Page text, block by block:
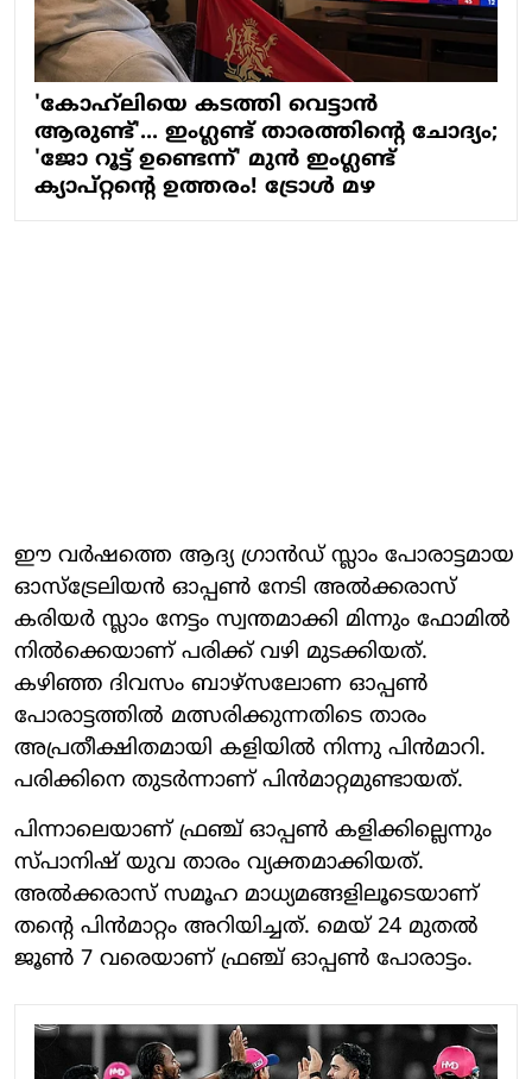
'കോഹ്‌ലിയെ കടത്തി വെട്ടാന്‍
ആരുണ്ട്'... ഇം​ഗ്ലണ്ട് താരത്തിന്റെ ചോദ്യം;
'ജോ റൂട്ട് ഉണ്ടെന്ന്' മുന്‍ ഇംഗ്ലണ്ട്
ക്യാപ്റ്റന്റെ ഉത്തരം! ട്രോൾ മഴ
ഈ വര്‍ഷത്തെ ആദ്യ ഗ്രാന്‍ഡ് സ്ലാം പോരാട്ടമായ
ഓസ്‌ട്രേലിയന്‍ ഓപ്പണ്‍ നേടി അല്‍ക്കരാസ്
കരിയര്‍ സ്ലാം നേട്ടം സ്വന്തമാക്കി മിന്നും ഫോമില്‍
നില്‍ക്കെയാണ് പരിക്ക് വഴി മുടക്കിയത്.
കഴിഞ്ഞ ദിവസം ബാഴ്‌സലോണ ഓപ്പണ്‍
പോരാട്ടത്തില്‍ മത്സരിക്കുന്നതിടെ താരം
അപ്രതീക്ഷിതമായി കളിയില്‍ നിന്നു പിന്‍മാറി.
പരിക്കിനെ തുടര്‍ന്നാണ് പിന്‍മാറ്റമുണ്ടായത്.
പിന്നാലെയാണ് ഫ്രഞ്ച് ഓപ്പണ്‍ കളിക്കില്ലെന്നും
സ്പാനിഷ് യുവ താരം വ്യക്തമാക്കിയത്.
അല്‍ക്കരാസ് സമൂഹ മാധ്യമങ്ങളിലൂടെയാണ്
തന്റെ പിന്‍മാറ്റം അറിയിച്ചത്. മെയ് 24 മുതല്‍
ജൂണ്‍ 7 വരെയാണ് ഫ്രഞ്ച് ഓപ്പണ്‍ പോരാട്ടം.